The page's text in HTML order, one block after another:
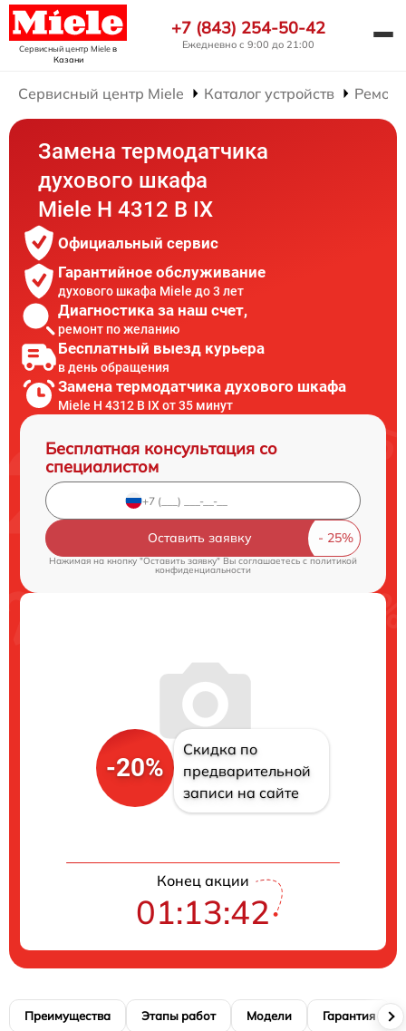
Сервисный центр Mieleв
Казани
+7 (843) 254-50-42
Ежедневно с 9:00 до 21:00
Сервисный центр Miele Каталог устройств
Замена термодатчика
духового шкафа
Miele H 4312 B IX
Официальный сервис
Гарантийное обслуживание
духового шкафа Miele до 3 лет
Диагностика за наш счет,
ремонт по желанию
Бесплатный выезд курьера
в день обращения
Замена термодатчика духового шкафа
Miele H 4312 B IX от 35 минут
Бесплатная консультация со
специалистом
Оставить заявку
Нажимая на кнопку "Оставить заявку" Вы соглашаетесь cполитикой
конфиденциальности
-20%
Скидка по
предварительной
записи на сайте
Конец акции
01:13:41
Преимущества Этапы работ Модели Гарантия